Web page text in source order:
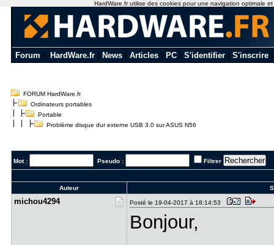
Forum HardWare.fr News Articles PC S'identifier S'inscrire
FORUM HardWare.fr
Ordinateurs portables
Portable
Problème disque dur externe USB 3.0 sur ASUS N56
Mot : Pseudo : Filtrer
Auteur
michou4294 Posté le 19-04-2017 à 18:14:53
Bonjour,
HardWare.fr utilise des cookies pour une navigation optimale